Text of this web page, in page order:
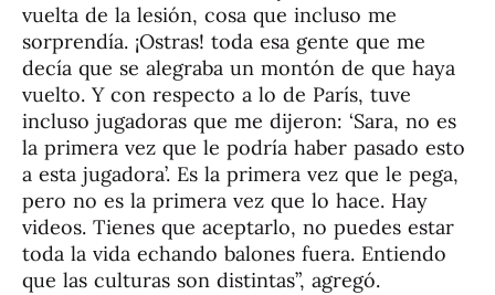
vuelta de la lesión, cosa que incluso me
sorprendía. ¡Ostras! toda esa gente que me
decía que se alegraba un montón de que haya
vuelto. Y con respecto a lo de París, tuve
incluso jugadoras que me dijeron: ‘Sara, no es
la primera vez que le podría haber pasado esto
a esta jugadora’. Es la primera vez que le pega,
pero no es la primera vez que lo hace. Hay
videos. Tienes que aceptarlo, no puedes estar
toda la vida echando balones fuera. Entiendo
que las culturas son distintas”, agregó.